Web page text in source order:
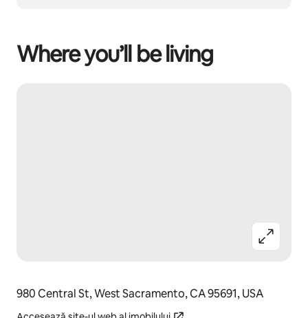
Where you’ll be living
980 Central St, West Sacramento, CA 95691, USA